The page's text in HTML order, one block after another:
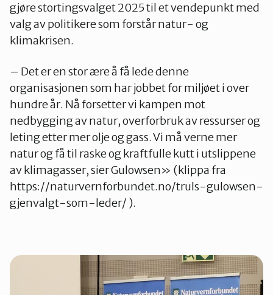
gjøre stortingsvalget 2025 til et vendepunkt med
valg av politikere som forstår natur- og
klimakrisen.
– Det er en stor ære å få lede denne
organisasjonen som har jobbet for miljøet i over
hundre år. Nå forsetter vi kampen mot
nedbygging av natur, overforbruk av ressurser og
leting etter mer olje og gass. Vi må verne mer
natur og få til raske og kraftfulle kutt i utslippene
av klimagasser, sier Gulowsen» (klippa fra
https://naturvernforbundet.no/truls-gulowsen-
gjenvalgt-som-leder/ ).